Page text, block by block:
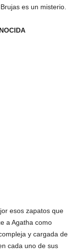
es un misterio.
esos zapatos que
a Agatha como
y cargada de
cada uno de sus